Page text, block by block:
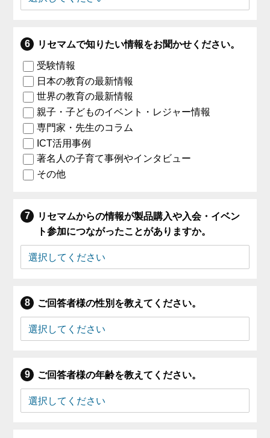
リセマムで知りたい情報をお聞かせください。
受験情報
日本の教育の最新情報
世界の教育の最新情報
親子・子どものイベント・レジャー情報
専門家・先生のコラム
ICT活用事例
著名人の子育て事例やインタビュー
その他
リセマムからの情報が製品購入や入会・イベン
ト参加につながったことがありますか。
ご回答者様の性別を教えてください。
ご回答者様の年齢を教えてください。